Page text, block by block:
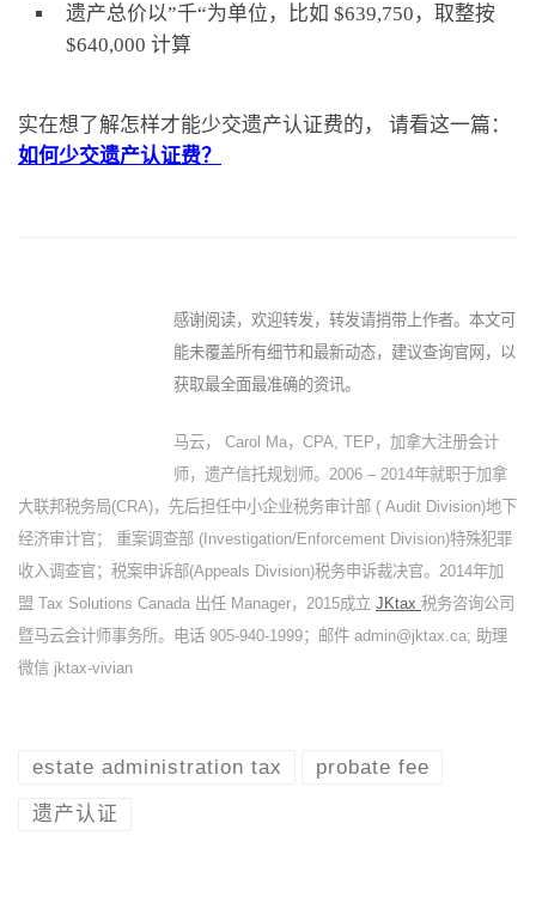
遗产总价以”千“为单位，比如 $639,750，取整按
$640,000 计算
实在想了解怎样才能少交遗产认证费的， 请看这一篇：
如何少交遗产认证费？
感谢阅读，欢迎转发，转发请捎带上作者。本文可
能未覆盖所有细节和最新动态，建议查询官网，以
获取最全面最准确的资讯。
马云， Carol Ma，CPA, TEP，加拿大注册会计
师，遗产信托规划师。2006 – 2014年就职于加拿
大联邦税务局(CRA)，先后担任中小企业税务审计部 ( Audit Division)地下
经济审计官； 重案调查部 (Investigation/Enforcement Division)特殊犯罪
收入调查官；税案申诉部(Appeals Division)税务申诉裁决官。2014年加
盟 Tax Solutions Canada 出任 Manager，2015成立 JKtax 税务咨询公司
暨马云会计师事务所。电话 905-940-1999；邮件 admin@jktax.ca; 助理
微信 jktax-vivian
estate administration tax probate fee
遗产认证